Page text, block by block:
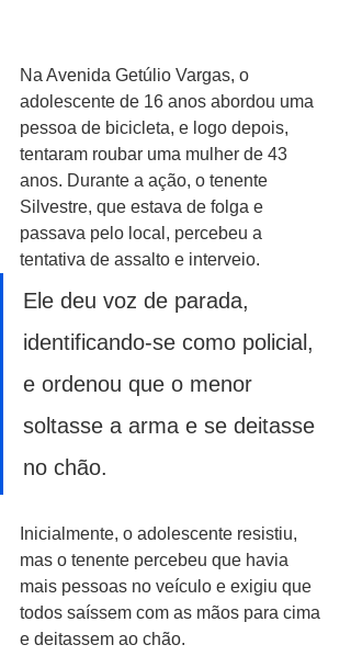
Na Avenida Getúlio Vargas, o
adolescente de 16 anos abordou uma
pessoa de bicicleta, e logo depois,
tentaram roubar uma mulher de 43
anos. Durante a ação, o tenente
Silvestre, que estava de folga e
passava pelo local, percebeu a
tentativa de assalto e interveio.
Ele deu voz de parada,
identificando-se como policial,
e ordenou que o menor
soltasse a arma e se deitasse
no chão.
Inicialmente, o adolescente resistiu,
mas o tenente percebeu que havia
mais pessoas no veículo e exigiu que
todos saíssem com as mãos para cima
e deitassem ao chão.